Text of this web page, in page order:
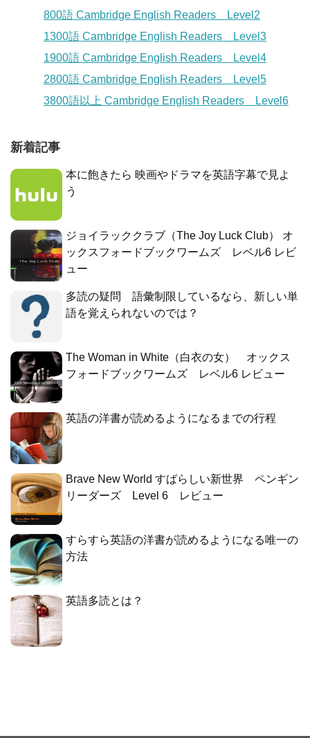
800語 Cambridge English Readers Level2
1300語 Cambridge English Readers Level3
1900語 Cambridge English Readers Level4
2800語 Cambridge English Readers Level5
3800語以上 Cambridge English Readers Level6
新着記事
本に飽きたら 映画やドラマを英語字幕で見よ
う
ジョイラッククラブ（The Joy Luck Club） オ
ックスフォードブックワームズ レベル6 レビ
ュー
多読の疑問 語彙制限しているなら、新しい単
語を覚えられないのでは？
The Woman in White（白衣の女） オックス
フォードブックワームズ レベル6 レビュー
英語の洋書が読めるようになるまでの行程
Brave New World すばらしい新世界 ペンギン
リーダーズ Level 6 レビュー
すらすら英語の洋書が読めるようになる唯一の
方法
英語多読とは？